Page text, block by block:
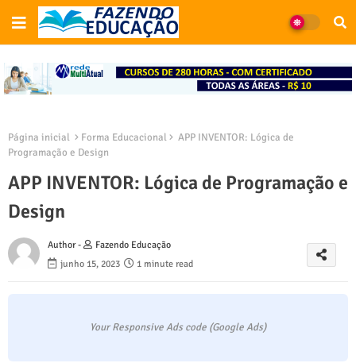
Página inicial Forma Educacional
APP INVENTOR: Lógica de
Programação e Design
APP INVENTOR: Lógica de Programação e
Design
Author -
Fazendo Educação
junho 15, 2023
1 minute read
Your Responsive Ads code (Google Ads)